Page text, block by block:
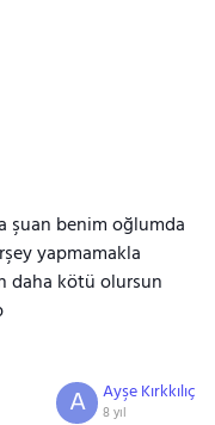
şuan benim oğlumda
yapmamakla
daha kötü olursun
Ayşe Kırkkılıç
8 yıl
A